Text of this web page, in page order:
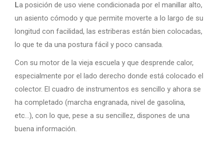
La posición de uso viene condicionada por el manillar alto,
un asiento cómodo y que permite moverte a lo largo de su
longitud con facilidad, las estriberas están bien colocadas,
lo que te da una postura fácil y poco cansada.
Con su motor de la vieja escuela y que desprende calor,
especialmente por el lado derecho donde está colocado el
colector. El cuadro de instrumentos es sencillo y ahora se
ha completado (marcha engranada, nivel de gasolina,
etc…), con lo que, pese a su sencillez, dispones de una
buena información.